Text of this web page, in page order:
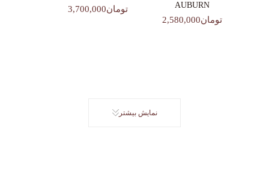
AUBURN
تومان2,580,000
تومان3,700,000
نمایش بیشتر